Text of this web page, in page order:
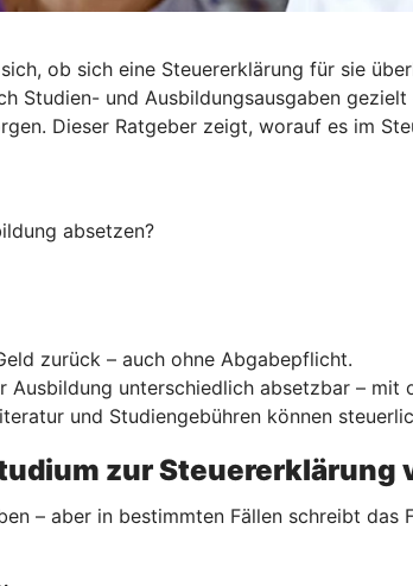
ob sich eine Steuererklärung für sie
Studien- und Ausbildungsausgaben
Dieser Ratgeber zeigt, worauf es im
absetzen?
zurück – auch ohne Abgabepflicht.
Ausbildung unterschiedlich absetzbar – mit
und Studiengebühren können
zur
– aber in bestimmten Fällen schreibt